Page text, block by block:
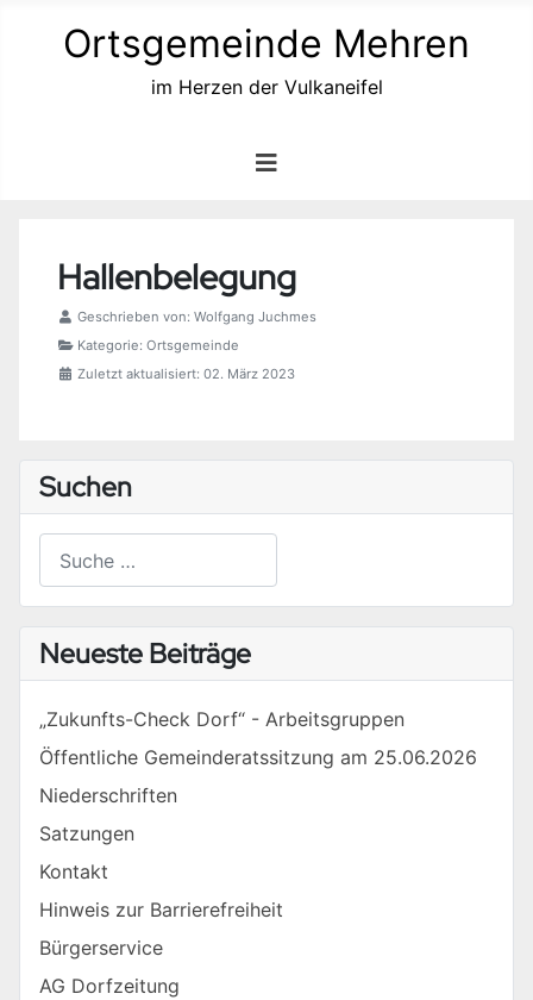
Ortsgemeinde Mehren
im Herzen der Vulkaneifel
Hallenbelegung
Geschrieben von: Wolfgang Juchmes
Kategorie: Ortsgemeinde
Zuletzt aktualisiert: 02. März 2023
Suchen
Type 2 or more characters for results.
Neueste Beiträge
„Zukunfts-Check Dorf“ - Arbeitsgruppen
Öffentliche Gemeinderatssitzung am 25.06.2026
Niederschriften
Satzungen
Kontakt
Hinweis zur Barrierefreiheit
Bürgerservice
AG Dorfzeitung